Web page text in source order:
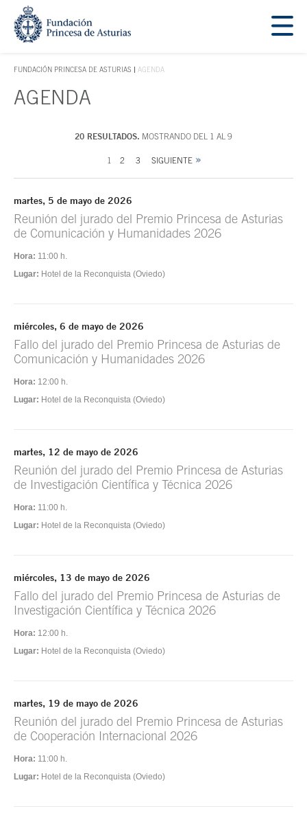
Saltar navegación. Ir directamente al contenido principal
FUNDACIÓN PRINCESA DE ASTURIAS
TECLA DE ACCESO 1
AGENDA
Contenido principal
AGENDA
20 RESULTADOS. MOSTRANDO DEL 1 AL 9
1 2 3 SIGUIENTE
martes, 5 de mayo de 2026
Reunión del jurado del Premio Princesa de Asturias
de Comunicación y Humanidades 2026
Hora: 11:00 h.
Lugar: Hotel de la Reconquista (Oviedo)
miércoles, 6 de mayo de 2026
Fallo del jurado del Premio Princesa de Asturias de
Comunicación y Humanidades 2026
Hora: 12:00 h.
Lugar: Hotel de la Reconquista (Oviedo)
martes, 12 de mayo de 2026
Reunión del jurado del Premio Princesa de Asturias
de Investigación Científica y Técnica 2026
Hora: 11:00 h.
Lugar: Hotel de la Reconquista (Oviedo)
miércoles, 13 de mayo de 2026
Fallo del jurado del Premio Princesa de Asturias de
Investigación Científica y Técnica 2026
Hora: 12:00 h.
Lugar: Hotel de la Reconquista (Oviedo)
martes, 19 de mayo de 2026
Reunión del jurado del Premio Princesa de Asturias
de Cooperación Internacional 2026
Hora: 11:00 h.
Lugar: Hotel de la Reconquista (Oviedo)